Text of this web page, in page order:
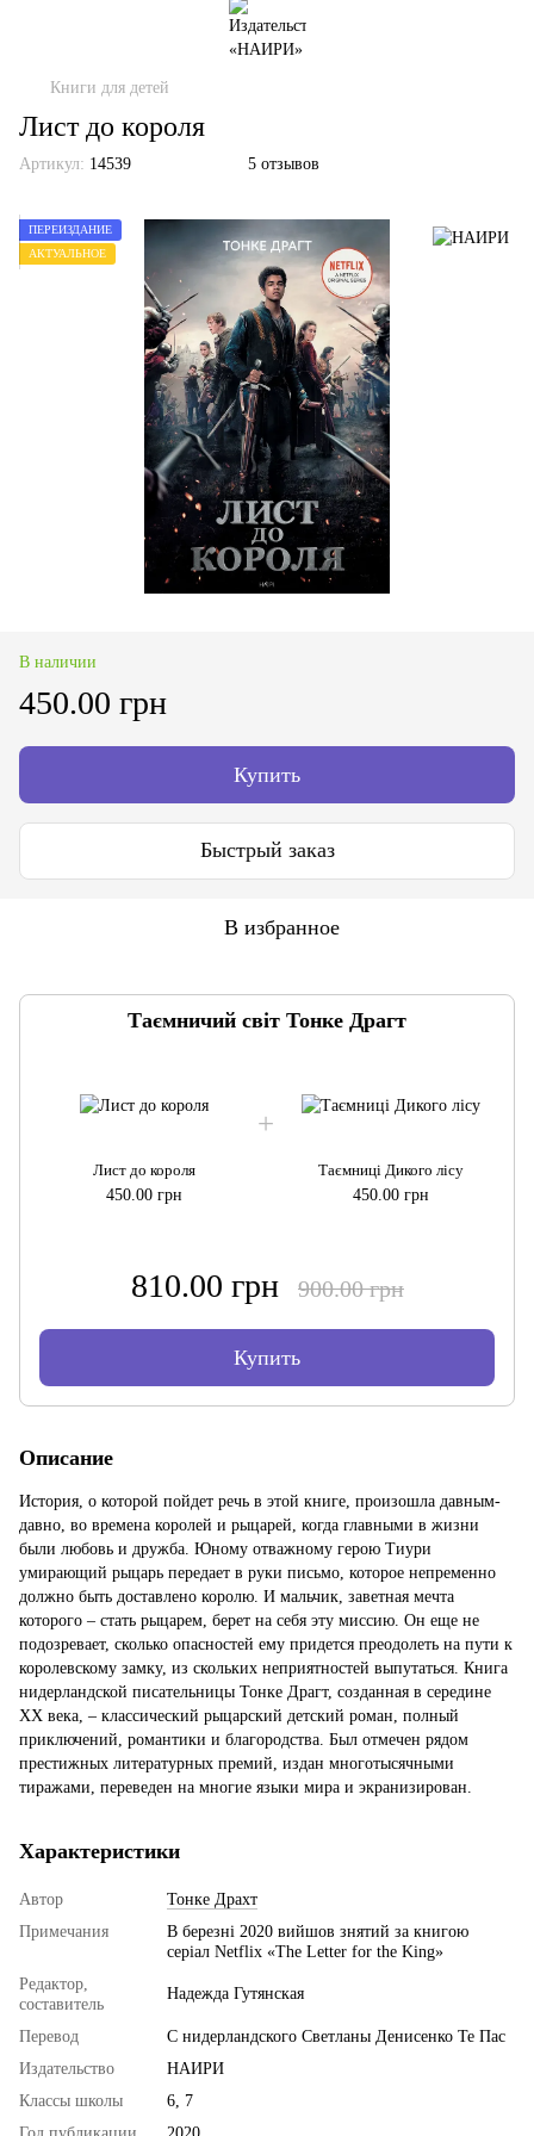
Книги для детей
Лист до короля
Артикул: 14539 5 отзывов
ПЕРЕИЗДАНИЕ
АКТУАЛЬНОЕ
В наличии
450.00 грн
Купить
Быстрый заказ
В избранное
Таємничий світ Тонке Драгт
Лист до короля
450.00 грн
Таємниці Дикого лісу
450.00 грн
810.00 грн 900.00 грн
Купить
Описание
История, о которой пойдет речь в этой книге, произошла давным-
давно, во времена королей и рыцарей, когда главными в жизни
были любовь и дружба. Юному отважному герою Тиури
умирающий рыцарь передает в руки письмо, которое непременно
должно быть доставлено королю. И мальчик, заветная мечта
которого – стать рыцарем, берет на себя эту миссию. Он еще не
подозревает, сколько опасностей ему придется преодолеть на пути к
королевскому замку, из скольких неприятностей выпутаться. Книга
нидерландской писательницы Тонке Драгт, созданная в середине
ХХ века, – классический рыцарский детский роман, полный
приключений, романтики и благородства. Был отмечен рядом
престижных литературных премий, издан многотысячными
тиражами, переведен на многие языки мира и экранизирован.
Характеристики
Автор
Тонке Драхт
Примечания
В березні 2020 вийшов знятий за книгою
серіал Netflix «The Letter for the King»
Редактор,
составитель
Надежда Гутянская
Перевод
С нидерландского Светланы Денисенко Те Пас
Издательство
НАИРИ
Классы школы
6, 7